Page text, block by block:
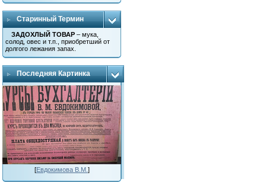
Старинный Термин
ЗАДОХЛЫЙ ТОВАР – мука,
солод, овес и т.п., приобретший от
долгого лежания запах.
Последняя Картинка
[Евдокимова В.М. ]